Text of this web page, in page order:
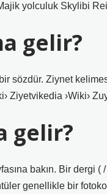
yolculuk Skylibi
gelir?
sözdür. Ziynet
Ziyetvikedia ›Wiki›
gelir?
bakın. Bir dergi
genellikle bir